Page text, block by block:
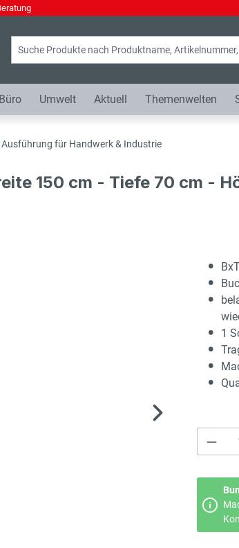
Büro Umwelt Aktuell Themenwelten
Ausführung für Handwerk & Industrie
150 cm - Tiefe 70 cm -
1